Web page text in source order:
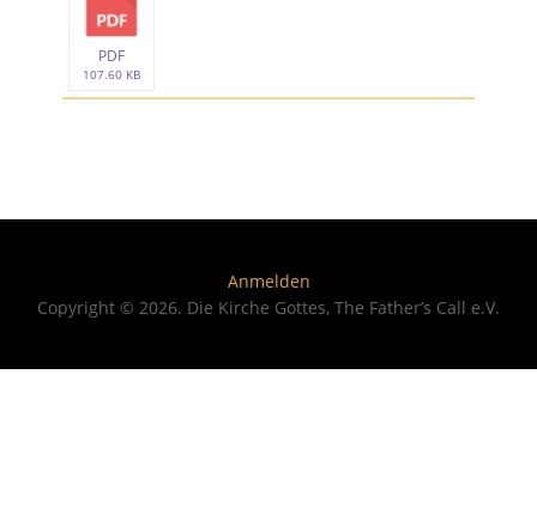
PDF
107.60 KB
Anmelden
Copyright © 2026. Die Kirche Gottes, The Father’s Call e.V.